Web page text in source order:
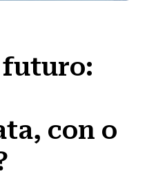
futuro:
con o